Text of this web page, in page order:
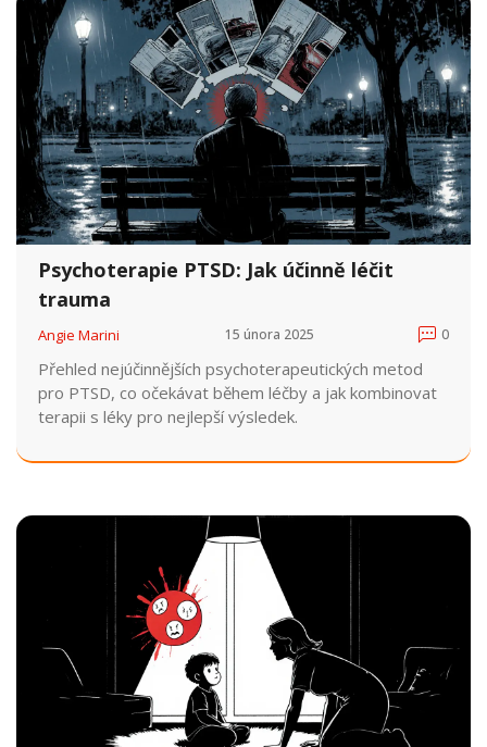
Psychoterapie PTSD: Jak účinně léčit
trauma
Angie Marini 15 února 2025 0
Přehled nejúčinnějších psychoterapeutických metod
pro PTSD, co očekávat během léčby a jak kombinovat
terapii s léky pro nejlepší výsledek.